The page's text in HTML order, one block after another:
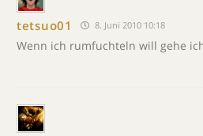
tetsuo01 8. Juni 2010 10:18
Wenn ich rumfuchteln will gehe